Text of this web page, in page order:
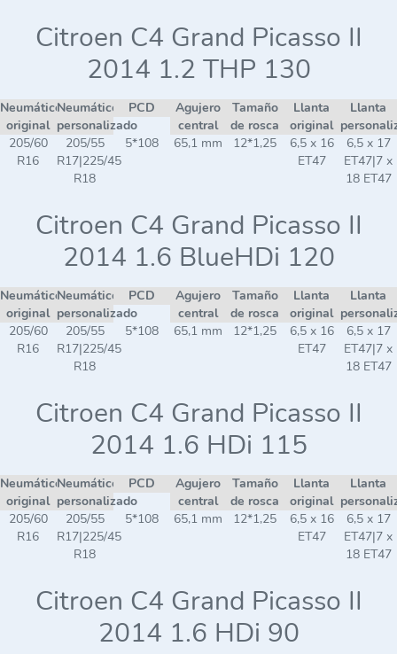
Citroen C4 Grand Picasso II
2014 1.2 THP 130
Neumático
original
Neumático
personalizado
PCD
Agujero
central
Tamaño
de rosca
Llanta
original
Llanta
205/60
R16
205/55
R17|225/45
R18
5*108 65,1 mm 12*1,25
6,5 x 16
ET47
6,5 x 17
ET47|7 x
18 ET47
Citroen C4 Grand Picasso II
2014 1.6 BlueHDi 120
Neumático
original
Neumático
personalizado
PCD
Agujero
central
Tamaño
de rosca
Llanta
original
Llanta
205/60
R16
205/55
R17|225/45
R18
5*108 65,1 mm 12*1,25
6,5 x 16
ET47
6,5 x 17
ET47|7 x
18 ET47
Citroen C4 Grand Picasso II
2014 1.6 HDi 115
Neumático
original
Neumático
personalizado
PCD
Agujero
central
Tamaño
de rosca
Llanta
original
Llanta
205/60
R16
205/55
R17|225/45
R18
5*108 65,1 mm 12*1,25
6,5 x 16
ET47
6,5 x 17
ET47|7 x
18 ET47
Citroen C4 Grand Picasso II
2014 1.6 HDi 90